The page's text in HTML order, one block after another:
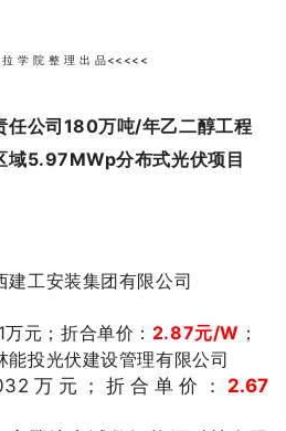
学 院 整 理 出 品<<<<<
任公司180万吨/年乙二醇工程
域5.97MWp分布式光伏项目
建工安装集团有限公司
元；折合单价： 2.87元/W ；
投光伏建设管理有限公司
万元； 折合单价： 2.67